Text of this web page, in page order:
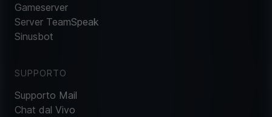
Gameserver
Server TeamSpeak
Sinusbot
SUPPORTO
Supporto Mail
Chat dal Vivo